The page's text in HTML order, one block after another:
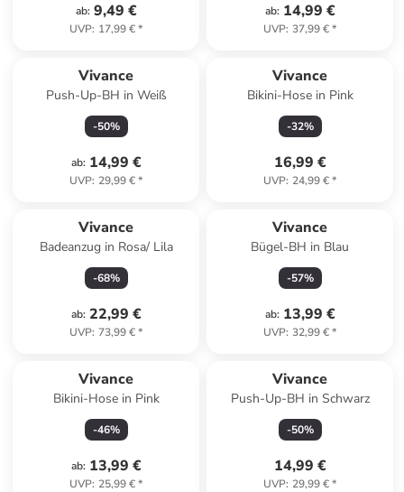
ab: 9,49 €
UVP: 17,99 €*
ab: 14,99 €
UVP: 37,99 €*
Vivance
Push-Up-BH in Weiß
-50%
ab: 14,99 €
UVP: 29,99 €*
Vivance
Bikini-Hose in Pink
-32%
16,99 €
UVP: 24,99 €*
Vivance
Badeanzug in Rosa/ Lila
-68%
ab: 22,99 €
UVP: 73,99 €*
Vivance
Bügel-BH in Blau
-57%
ab: 13,99 €
UVP: 32,99 €*
Vivance
Bikini-Hose in Pink
-46%
ab: 13,99 €
UVP: 25,99 €*
Vivance
Push-Up-BH in Schwarz
-50%
14,99 €
UVP: 29,99 €*